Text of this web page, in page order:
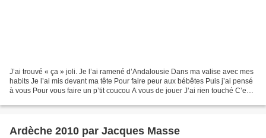
J’ai trouvé « ça » joli. Je l’ai ramené d’Andalousie Dans ma valise avec mes
habits Je l’ai mis devant ma tête Pour faire peur aux bébêtes Puis j’ai pensé
à vous Pour vous faire un p’tit coucou A vous de jouer J’ai rien touché C’est
Ardèche 2010 par Jacques Masse